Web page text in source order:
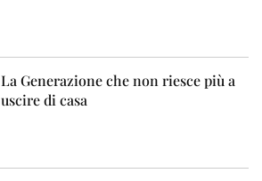
La Generazione che non riesce più a
uscire di casa